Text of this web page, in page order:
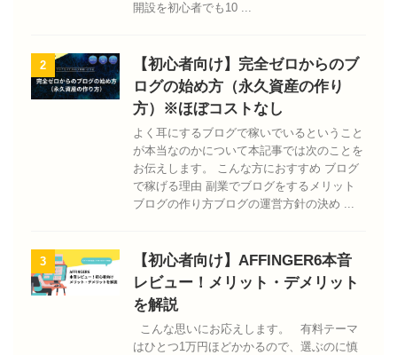
開設を初心者でも10 ...
2
【初心者向け】完全ゼロからのブ
ログの始め方（永久資産の作り
方）※ほぼコストなし
よく耳にするブログで稼いでいるということ
が本当なのかについて本記事では次のことを
お伝えします。 こんな方におすすめ ブログ
で稼げる理由 副業でブログをするメリット
ブログの作り方ブログの運営方針の決め ...
3
【初心者向け】AFFINGER6本音
レビュー！メリット・デメリット
を解説
こんな思いにお応えします。 有料テーマ
はひとつ1万円ほどかかるので、選ぶのに慎